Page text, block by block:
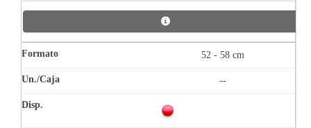
52 - 58 cm
--